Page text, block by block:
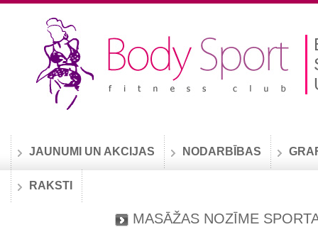
JAUNUMI UN AKCIJAS NODARBĪBAS
RAKSTI
MASĀŽAS NOZĪME